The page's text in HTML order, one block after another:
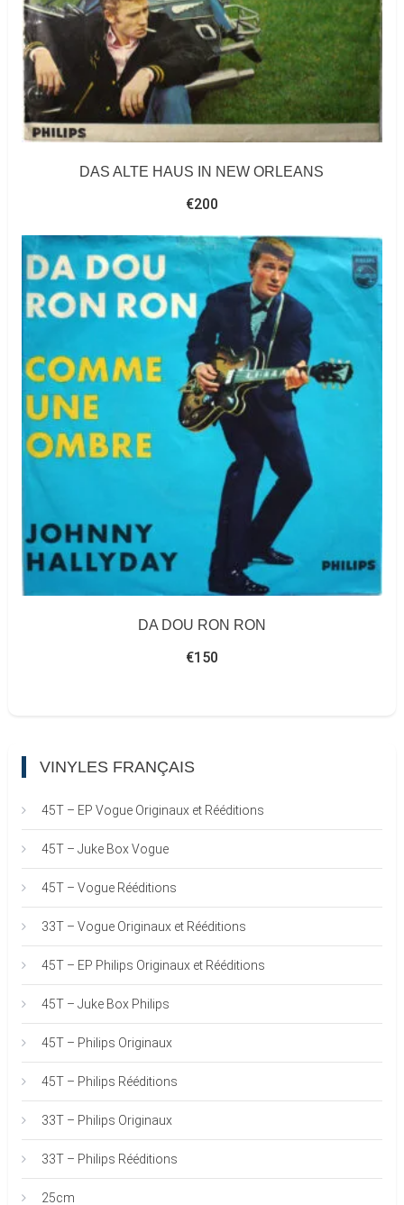
DAS ALTE HAUS IN NEW ORLEANS
€200
DA DOU RON RON
€150
VINYLES FRANÇAIS
45T – EP Vogue Originaux et Rééditions
45T – Juke Box Vogue
45T – Vogue Rééditions
33T – Vogue Originaux et Rééditions
45T – EP Philips Originaux et Rééditions
45T – Juke Box Philips
45T – Philips Originaux
45T – Philips Rééditions
33T – Philips Originaux
33T – Philips Rééditions
25cm